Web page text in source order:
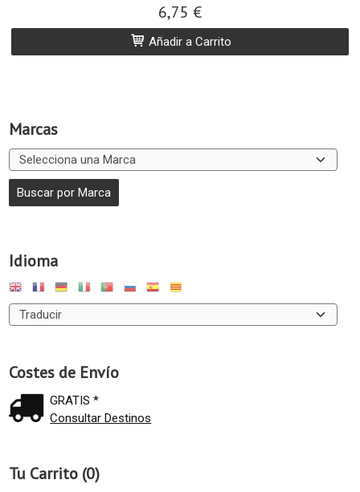
Marcas
Idioma
Costes de Envío
GRATIS *
Consultar Destinos
Tu Carrito (0)
6,75 €
Añadir a Carrito